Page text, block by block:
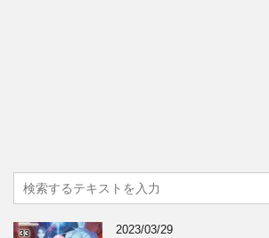
2023/03/29